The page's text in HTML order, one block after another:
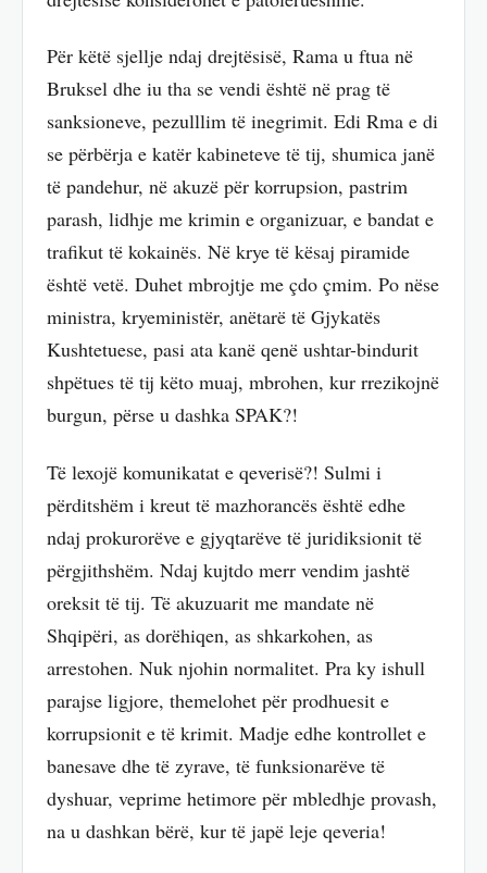
Për këtë sjellje ndaj drejtësisë, Rama u ftua në
Bruksel dhe iu tha se vendi është në prag të
sanksioneve, pezulllim të inegrimit. Edi Rma e di
se përbërja e katër kabineteve të tij, shumica janë
të pandehur, në akuzë për korrupsion, pastrim
parash, lidhje me krimin e organizuar, e bandat e
trafikut të kokainës. Në krye të kësaj piramide
është vetë. Duhet mbrojtje me çdo çmim. Po nëse
ministra, kryeministër, anëtarë të Gjykatës
Kushtetuese, pasi ata kanë qenë ushtar-bindurit
shpëtues të tij këto muaj, mbrohen, kur rrezikojnë
burgun, përse u dashka SPAK?!
Të lexojë komunikatat e qeverisë?! Sulmi i
përditshëm i kreut të mazhorancës është edhe
ndaj prokurorëve e gjyqtarëve të juridiksionit të
përgjithshëm. Ndaj kujtdo merr vendim jashtë
oreksit të tij. Të akuzuarit me mandate në
Shqipëri, as dorëhiqen, as shkarkohen, as
arrestohen. Nuk njohin normalitet. Pra ky ishull
parajse ligjore, themelohet për prodhuesit e
korrupsionit e të krimit. Madje edhe kontrollet e
banesave dhe të zyrave, të funksionarëve të
dyshuar, veprime hetimore për mbledhje provash,
na u dashkan bërë, kur të japë leje qeveria!